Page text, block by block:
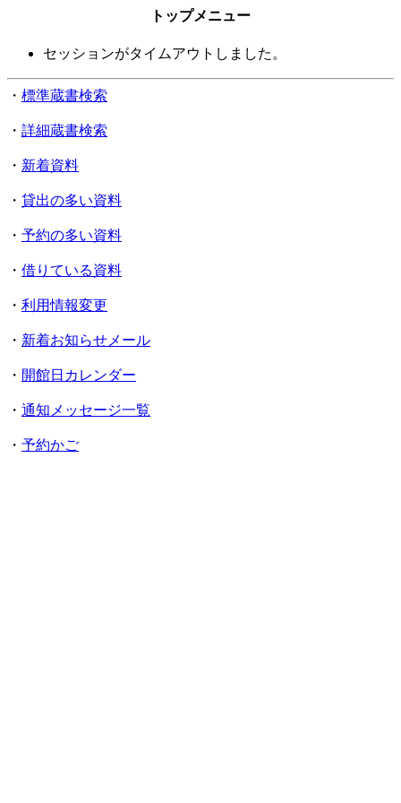
トップメニュー
セッションがタイムアウトしました。
・ 標準蔵書検索
・ 詳細蔵書検索
・ 新着資料
・ 貸出の多い資料
・ 予約の多い資料
・ 借りている資料
・ 利用情報変更
・ 新着お知らせメール
・ 開館日カレンダー
・ 通知メッセージ一覧
・ 予約かご